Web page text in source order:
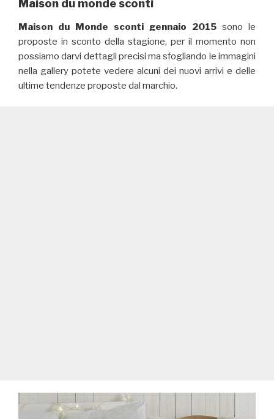
Maison du monde sconti
Maison du Monde sconti gennaio 2015 sono le
proposte in sconto della stagione, per il momento non
possiamo darvi dettagli precisi ma sfogliando le immagini
nella gallery potete vedere alcuni dei nuovi arrivi e delle
ultime tendenze proposte dal marchio.